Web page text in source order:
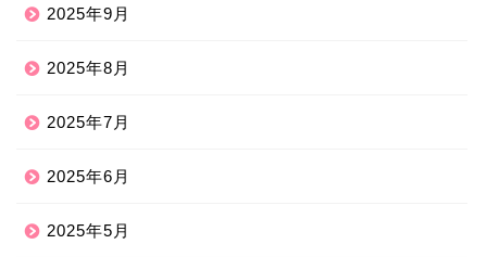
2025年9月
2025年8月
2025年7月
2025年6月
2025年5月